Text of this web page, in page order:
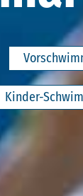
Kinder-